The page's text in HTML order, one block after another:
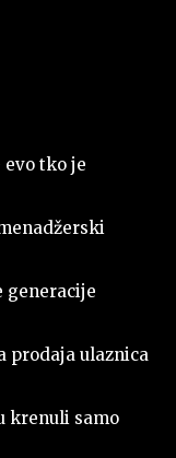
evo tko je
generacije
prodaja ulaznica
krenuli samo